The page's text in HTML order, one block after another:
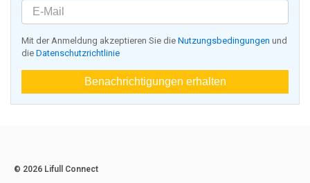
Mit der Anmeldung akzeptieren Sie die Nutzungsbedingungen und
die Datenschutzrichtlinie
Benachrichtigungen erhalten
© 2026 Lifull Connect